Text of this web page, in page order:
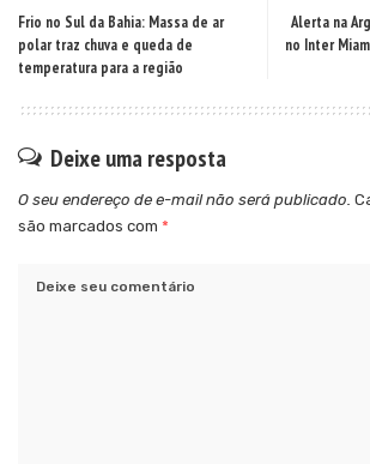
Frio no Sul da Bahia: Massa de ar
polar traz chuva e queda de
temperatura para a região
Alerta na
no Inter
Deixe uma resposta
O seu endereço de e-mail não será publicado.
são marcados com *